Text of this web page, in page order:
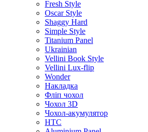
Fresh Style
Oscar Style
Shaggy Hard
Simple Style
Titanium Panel
Ukrainian
Vellini Book Style
Vellini Lux-flip
Wonder
Накладка
Фліп чохол
Чохол 3D
Чохол-акумулятор
HTC